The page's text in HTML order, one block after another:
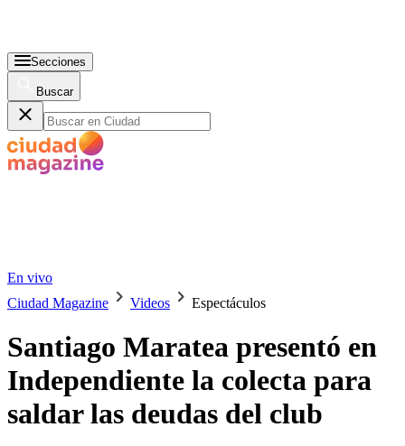
Secciones
Buscar
En vivo
Ciudad Magazine
Videos Espectáculos
Santiago Maratea presentó en
Independiente la colecta para
saldar las deudas del club